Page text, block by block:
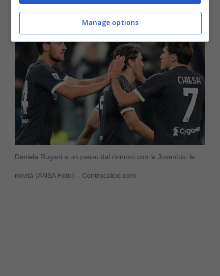
Daniele Rugani a un passo dal rinnovo con la Juventus: le
novità (ANSA Foto) – Controcalcio.com
Manage options